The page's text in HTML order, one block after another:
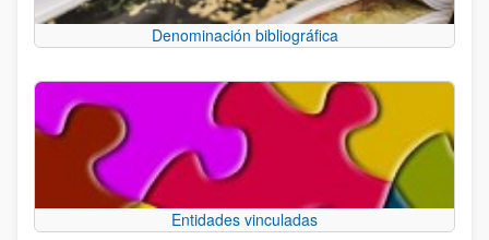
Denominación bibliográfica
Entidades vinculadas